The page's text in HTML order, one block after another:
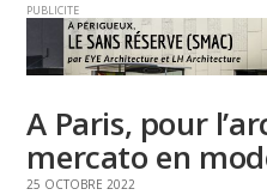
PUBLICITE
A Paris, pour
mercato en
25 OCTOBRE 2022